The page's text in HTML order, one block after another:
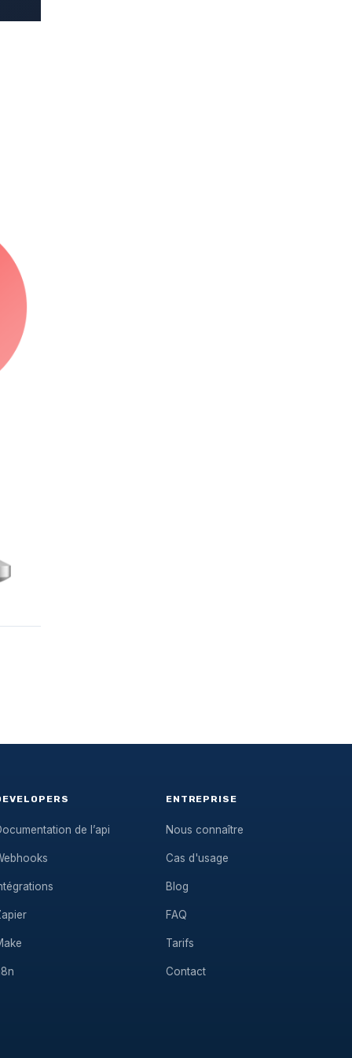
de l’api
ENTREPRISE
Nous connaître
Cas d'usage
Blog
FAQ
Tarifs
Contact